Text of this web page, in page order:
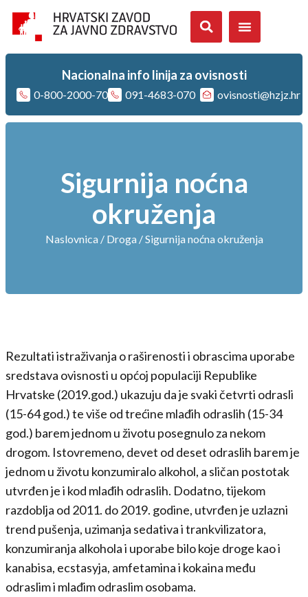
Nacionalna info linija za ovisnosti
0-800-2000-70 091-4683-070 ovisnosti@hzjz.hr
Sigurnija noćna
okruženja
Naslovnica/ Droga/Sigurnija noćna okruženja
Rezultati istraživanja o raširenosti i obrascima uporabe
sredstava ovisnosti u općoj populaciji Republike
Hrvatske (2019.god.) ukazuju da je svaki četvrti odrasli
(15-64 god.) te više od trećine mlađih odraslih (15-34
god.) barem jednom u životu posegnulo za nekom
drogom. Istovremeno, devet od deset odraslih barem je
jednom u životu konzumiralo alkohol, a sličan postotak
utvrđen je i kod mlađih odraslih. Dodatno, tijekom
razdoblja od 2011. do 2019. godine, utvrđen je uzlazni
trend pušenja, uzimanja sedativa i trankvilizatora,
konzumiranja alkohola i uporabe bilo koje droge kao i
kanabisa, ecstasyja, amfetamina i kokaina među
odraslim i mlađim odraslim osobama.